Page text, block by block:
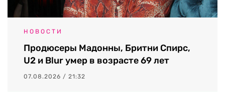
НОВОСТИ
Продюсеры Мадонны, Бритни Спирс,
U2 и Blur умер в возрасте 69 лет
07.08.2026 / 21:32